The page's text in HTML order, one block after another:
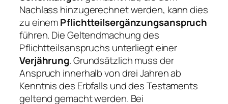
Nachlass hinzugerechnet werden, kann dies
zu einemPflichtteilsergänzungsanspruch
führen. Die Geltendmachung des
Pflichtteilsanspruchs unterliegt einer
Verjährung. Grundsätzlich muss der
Anspruch innerhalb von drei Jahren ab
Kenntnis des Erbfalls und des Testaments
geltend gemacht werden. Bei